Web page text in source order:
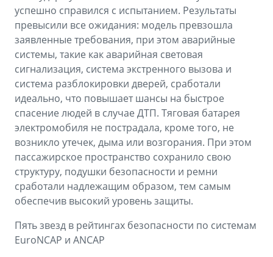
успешно справился с испытанием. Результаты
превысили все ожидания: модель превзошла
заявленные требования, при этом аварийные
системы, такие как аварийная световая
сигнализация, система экстренного вызова и
система разблокировки дверей, сработали
идеально, что повышает шансы на быстрое
спасение людей в случае ДТП. Тяговая батарея
электромобиля не пострадала, кроме того, не
возникло утечек, дыма или возгорания. При этом
пассажирское пространство сохранило свою
структуру, подушки безопасности и ремни
сработали надлежащим образом, тем самым
обеспечив высокий уровень защиты.
Пять звезд в рейтингах безопасности по системам
EuroNCAP и ANCAP